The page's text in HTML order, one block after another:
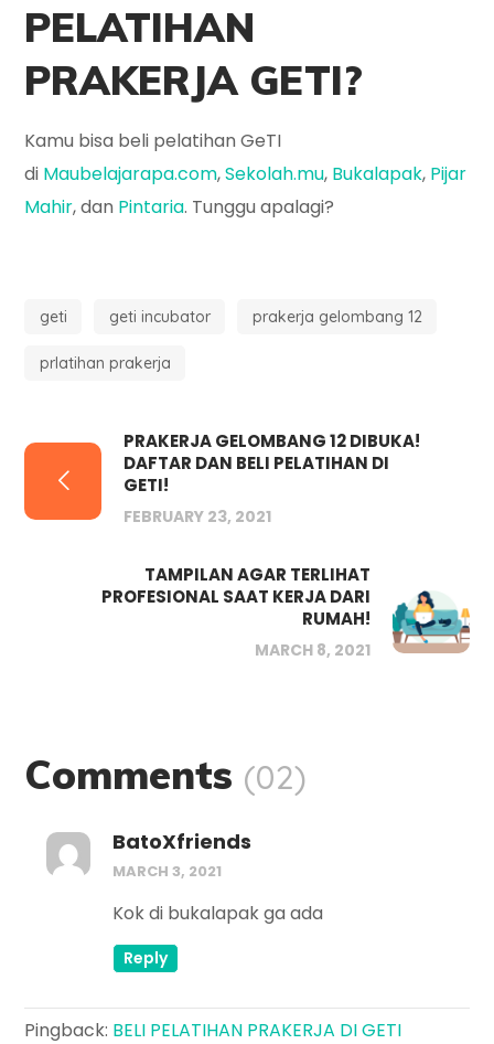
PELATIHAN
PRAKERJA GETI?
Kamu bisa beli pelatihan GeTI
di Maubelajarapa.com,Sekolah.mu, Bukalapak, Pijar
Mahir, dan Pintaria. Tunggu apalagi?
geti geti incubator prakerja gelombang 12
prlatihan prakerja
PRAKERJA GELOMBANG 12 DIBUKA!
DAFTAR DAN BELI PELATIHAN DI
GETI!
FEBRUARY 23, 2021
TAMPILAN AGAR TERLIHAT
PROFESIONAL SAAT KERJA DARI
RUMAH!
MARCH 8, 2021
Comments (02)
BatoXfriends
MARCH 3, 2021
Kok di bukalapak ga ada
Reply
Pingback: BELI PELATIHAN PRAKERJA DI GETI